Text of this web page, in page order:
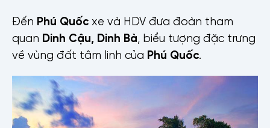
Đến Phú Quốc xe và HDV đưa đoàn tham
quan Dinh Cậu, Dinh Bà, biểu tượng đặc trưng
về vùng đất tâm linh của Phú Quốc.